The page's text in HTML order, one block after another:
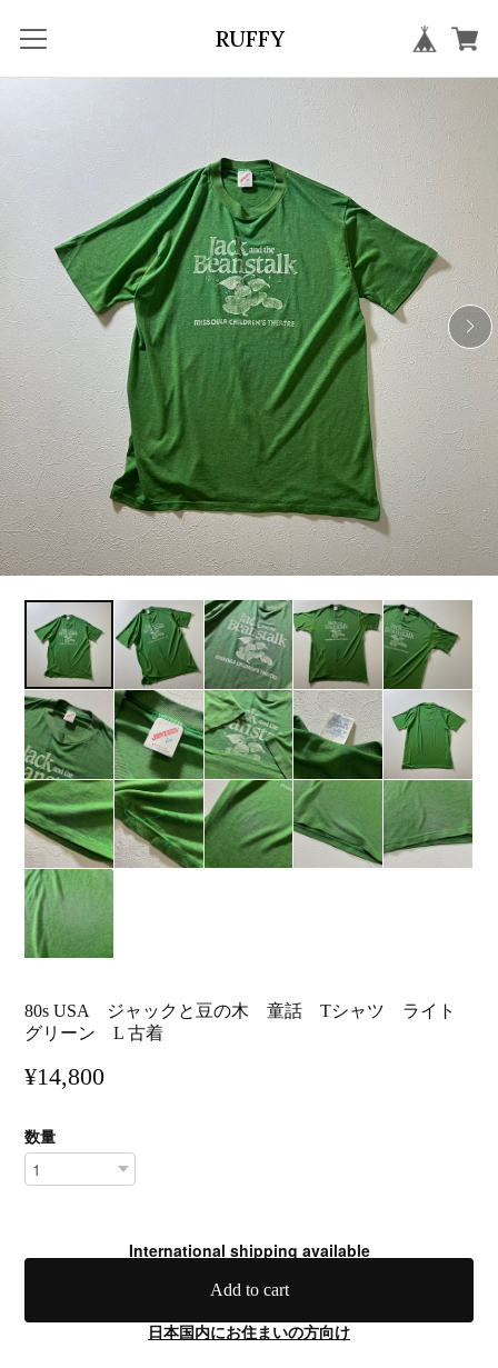
RUFFY
80s USA ジャックと豆の木 童話 Tシャツ ライト
グリーン L 古着
¥14,800
数量
International shipping available
Add to cart
日本国内にお住まいの方向け